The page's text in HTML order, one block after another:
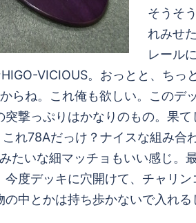
そうそ
れみせ
レール
VICIOUS。おっとと、ちっ
ね。これ俺も欲しい。このデ
撃っぷりはかなりのもの。果
れ78Aだっけ？ナイスな組み合
たいな細マッチョもいい感じ。
度デッキに穴開けて、チャリ
中とかは持ち歩かないで入れる